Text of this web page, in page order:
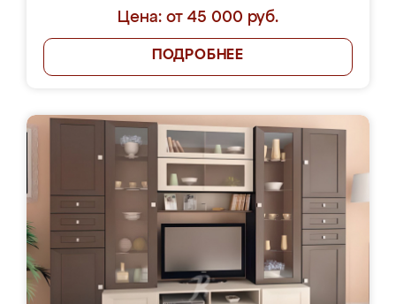
Цена: от 45 000 руб.
ПОДРОБНЕЕ